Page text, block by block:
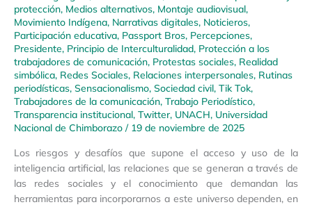
protección, Medios alternativos, Montaje audiovisual,
Movimiento Indígena, Narrativas digitales, Noticieros,
Participación educativa, Passport Bros, Percepciones,
Presidente, Principio de Interculturalidad, Protección a los
trabajadores de comunicación, Protestas sociales, Realidad
simbólica, Redes Sociales, Relaciones interpersonales, Rutinas
periodísticas, Sensacionalismo, Sociedad civil, Tik Tok,
Trabajadores de la comunicación, Trabajo Periodístico,
Transparencia institucional, Twitter, UNACH, Universidad
Nacional de Chimborazo / 19 de noviembre de 2025
Los riesgos y desafíos que supone el acceso y uso de la
inteligencia artificial, las relaciones que se generan a través de
las redes sociales y el conocimiento que demandan las
herramientas para incorporarnos a este universo dependen, en